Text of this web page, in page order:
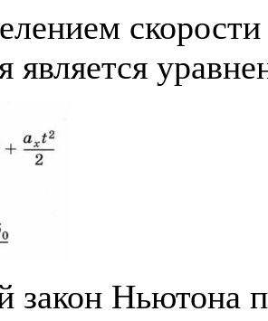
является
закон Ньютона